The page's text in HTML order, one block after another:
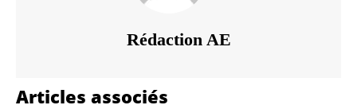
Rédaction AE
Articles associés